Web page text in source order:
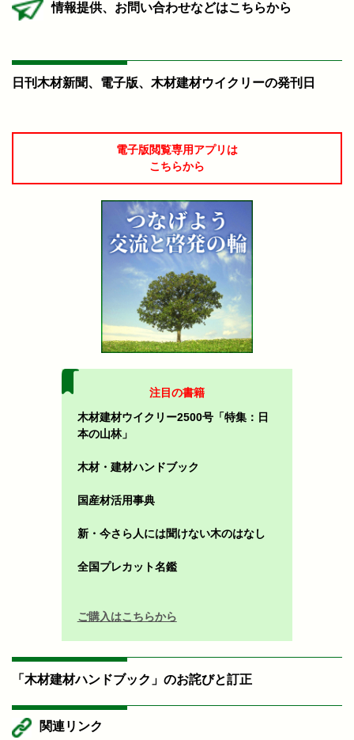
情報提供、お問い合わせなどはこちらから
日刊木材新聞、電子版、木材建材ウイクリーの発刊日
電子版閲覧専用アプリは
こちらから
注目の書籍
木材建材ウイクリー2500号「特集：日
本の山林」
木材・建材ハンドブック
国産材活用事典
新・今さら人には聞けない木のはなし
全国プレカット名鑑
ご購入はこちらから
「木材建材ハンドブック」のお詫びと訂正
関連リンク